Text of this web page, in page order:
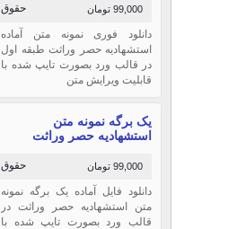
حقوق 99,000 تومان
دانلود فوری نمونه متن آماده
استشهادیه حصر وراثت طبقه اول
در قالب ورد بصورت تایپ شده با
قابلیت ویرایش متن
یک برگه نمونه متن
استشهادیه حصر وراثت
حقوق 99,000 تومان
دانلود فایل آماده یک برگه نمونه
متن استشهادیه حصر وراثت در
قالب ورد بصورت تایپ شده با